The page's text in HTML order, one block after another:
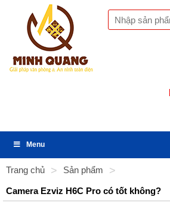
Menu
Trang chủ > Sản phẩm >
Camera Ezviz H6C Pro có tốt không?